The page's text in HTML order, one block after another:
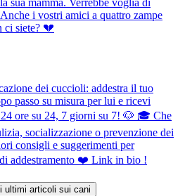
sua mamma. Verrebbe voglia di
i vostri amici a quattro zampe
ci siete? 💔
dei cuccioli: addestra il tuo
passo su misura per lui e ricevi
ore su 24, 7 giorni su 7! 🐶 🎓 Che
socializzazione o prevenzione dei
consigli e suggerimenti per
addestramento ❤️ Link in bio !
ultimi articoli sui cani